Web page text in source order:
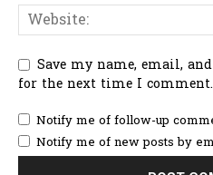
Save my name, email,
for the next time I comment.
Notify me of follow-up
Notify me of new posts by